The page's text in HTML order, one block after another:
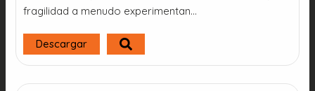
fragilidad a menudo experimentan...
Descargar